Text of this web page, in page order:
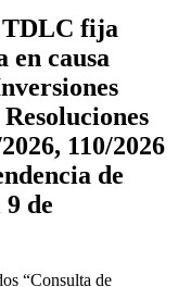
TDLC fija
en causa
110/2026
de
de
“Consulta de